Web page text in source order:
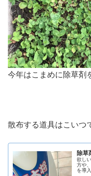
今年はこまめに除草剤
散布する道具はこいつ
除草
欲し
方や
を導